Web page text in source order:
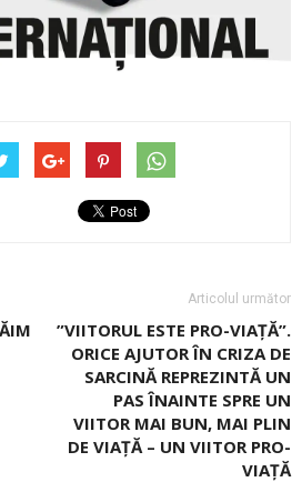
Articolul următor
”VIITORUL ESTE PRO-VIAȚĂ”.
ORICE AJUTOR ÎN CRIZA DE
SARCINĂ REPREZINTĂ UN
PAS ÎNAINTE SPRE UN
VIITOR MAI BUN, MAI PLIN
DE VIAȚĂ – UN VIITOR PRO-
VIAȚĂ